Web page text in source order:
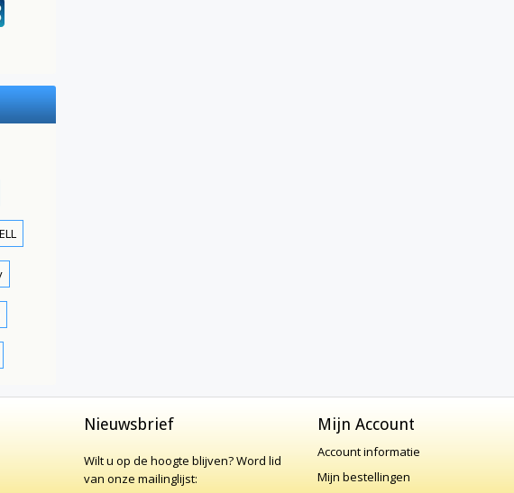
Nieuwsbrief
Wilt u op de hoogte blijven?Word lid
van onze mailinglijst:
Mijn Account
Account informatie
Mijn bestellingen